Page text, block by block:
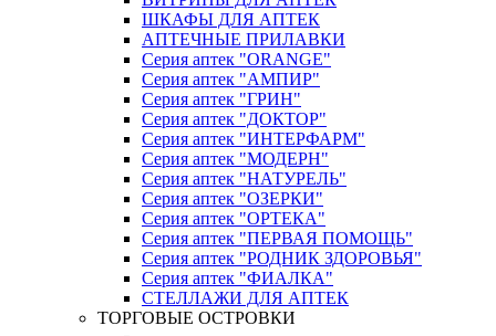
ШКАФЫ ДЛЯ АПТЕК
АПТЕЧНЫЕ ПРИЛАВКИ
Серия аптек "ORANGE"
Серия аптек "АМПИР"
Серия аптек "ГРИН"
Серия аптек "ДОКТОР"
Серия аптек "ИНТЕРФАРМ"
Серия аптек "МОДЕРН"
Серия аптек "НАТУРЕЛЬ"
Серия аптек "ОЗЕРКИ"
Серия аптек "ОРТЕКА"
Серия аптек "ПЕРВАЯ ПОМОЩЬ"
Серия аптек "РОДНИК ЗДОРОВЬЯ"
Серия аптек "ФИАЛКА"
СТЕЛЛАЖИ ДЛЯ АПТЕК
ТОРГОВЫЕ ОСТРОВКИ